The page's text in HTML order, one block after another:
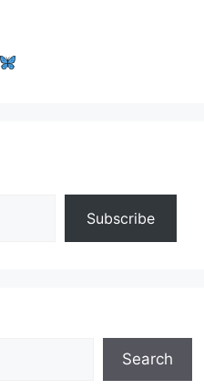
Subscribe
Search